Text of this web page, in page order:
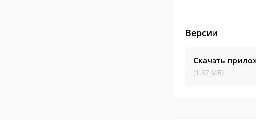
Версии
Скачать
(1.37 МБ)